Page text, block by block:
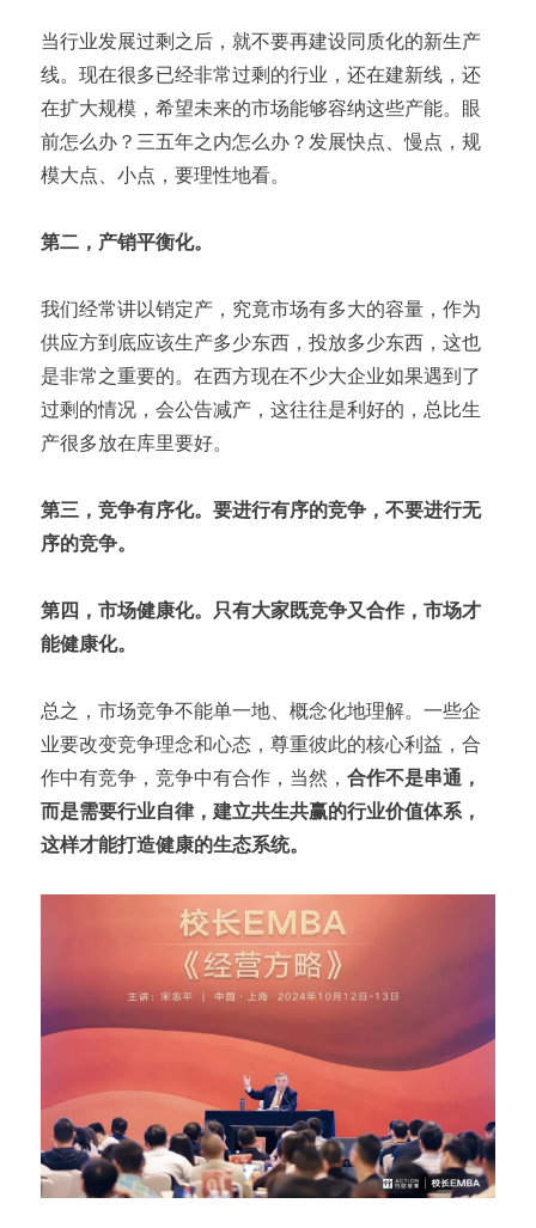
当行业发展过剩之后，就不要再建设同质化的新生产
线。现在很多已经非常过剩的行业，还在建新线，还
在扩大规模，希望未来的市场能够容纳这些产能。眼
前怎么办？三五年之内怎么办？发展快点、慢点，规
模大点、小点，要理性地看。
第二，产销平衡化。
我们经常讲以销定产，究竟市场有多大的容量，作为
供应方到底应该生产多少东西，投放多少东西，这也
是非常之重要的。在西方现在不少大企业如果遇到了
过剩的情况，会公告减产，这往往是利好的，总比生
产很多放在库里要好。
第三，竞争有序化。要进行有序的竞争，不要进行无
序的竞争。
第四，市场健康化。只有大家既竞争又合作，市场才
能健康化。
总之，市场竞争不能单一地、概念化地理解。一些企
业要改变竞争理念和心态，尊重彼此的核心利益，合
作中有竞争，竞争中有合作，当然， 合作不是串通，
而是需要行业自律，建立共生共赢的行业价值体系，
这样才能打造健康的生态系统。